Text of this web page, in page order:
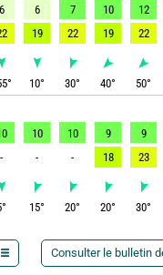
6 6 7 10 12
19 22 19 22
° 10° 30° 40° 50°
10 10 9 9
- - - 18 23
° 15° 20° 20° 30°
Consulter le bulletin